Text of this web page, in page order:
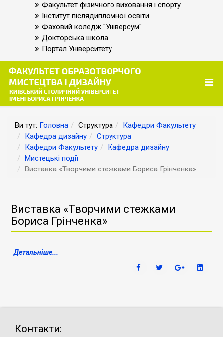
Факультет фізичного виховання і спорту
Інститут післядипломної освіти
Фаховий коледж "Універсум"
Докторська школа
Портал Університету
Ви тут: Головна Структура
Кафедри Факультету
Кафедра дизайну
Структура
Кафедри Факультету
Кафедра дизайну
Мистецькі події
Виставка «Творчими стежками Бориса Грінченка»
Виставка «Творчими стежками
Бориса Грінченка»
Детальніше...
Контакти: